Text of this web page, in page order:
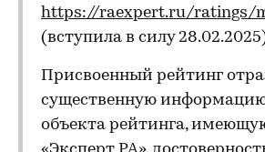
https://raexpert.ru/ratings/
(вступила в силу
Присвоенный рейтинг
существенную
объекта рейтинга,